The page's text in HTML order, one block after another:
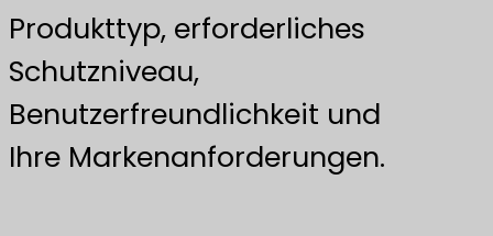
Produkttyp, erforderliches
Schutzniveau,
Benutzerfreundlichkeit und
Ihre Markenanforderungen.